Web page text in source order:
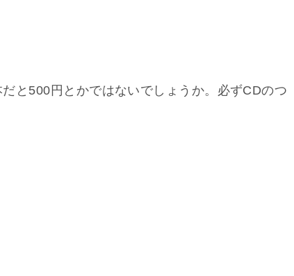
と500円とかではないでしょうか。必ずCDのつ